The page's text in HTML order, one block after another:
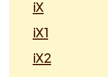
iX
iX1
iX2